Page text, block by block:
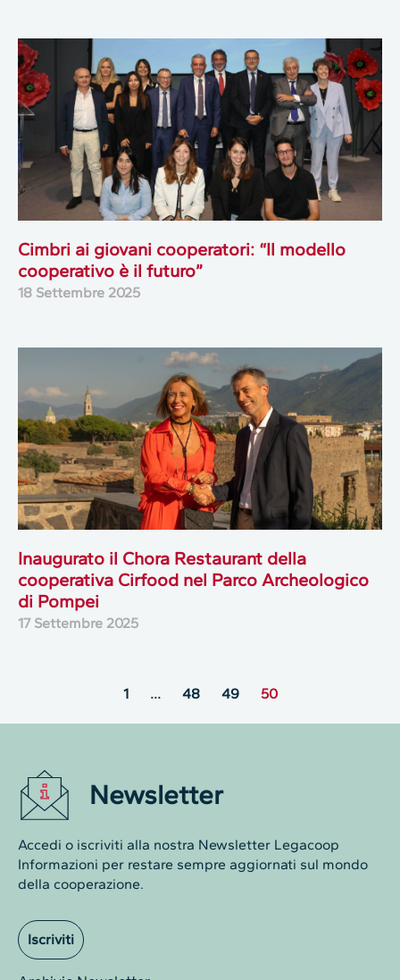
Cimbri ai giovani cooperatori: “Il modello
cooperativo è il futuro”
18 Settembre 2025
Inaugurato il Chora Restaurant della
cooperativa Cirfood nel Parco Archeologico
di Pompei
17 Settembre 2025
1 … 48 49 50
Newsletter
Accedi o iscriviti alla nostra Newsletter Legacoop
Informazioni per restare sempre aggiornati sul mondo
della cooperazione.
Iscriviti